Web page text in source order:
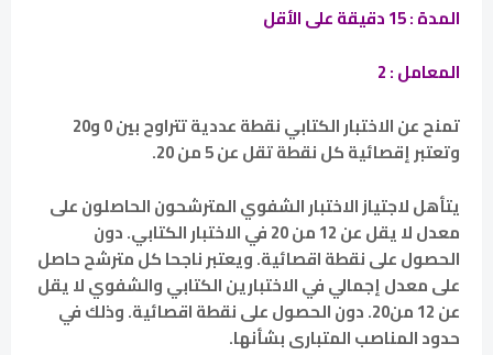
المدة : 15 دقيقة على الأقل
المعامل : 2
تمنح عن الاختبار الكتابي نقطة عددية تتراوح بين 0 و20
وتعتبر إقصائية كل نقطة تقل عن 5 من 20.
يتأهل لاجتياز الاختبار الشفوي المترشحون الحاصلون على
معدل لا يقل عن 12 من 20 في الاختبار الكتابي. دون
الحصول على نقطة اقصائية. ويعتبر ناجحا كل مترشح حاصل
على معدل إجمالي في الاختبارين الكتابي والشفوي لا يقل
عن 12 من20. دون الحصول على نقطة اقصائية. وذلك في
حدود المناصب المتبارى بشأنها.